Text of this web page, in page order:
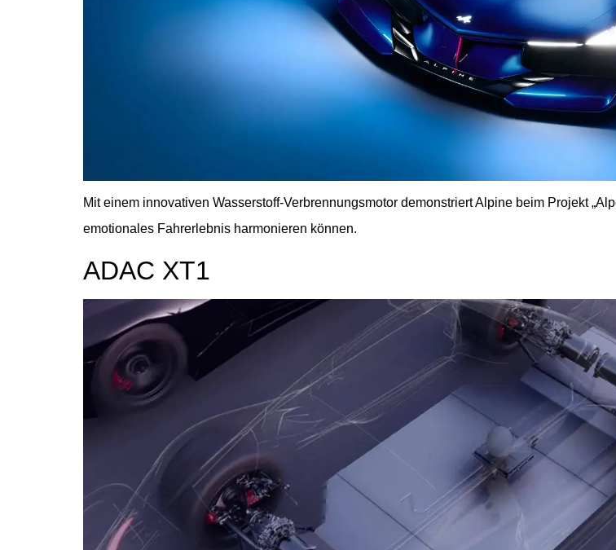
Mit einem innovativen Wasserstoff-Verbrennungsmotor demonstriert Alpine beim Projekt
emotionales Fahrerlebnis harmonieren können.
ADAC XT1